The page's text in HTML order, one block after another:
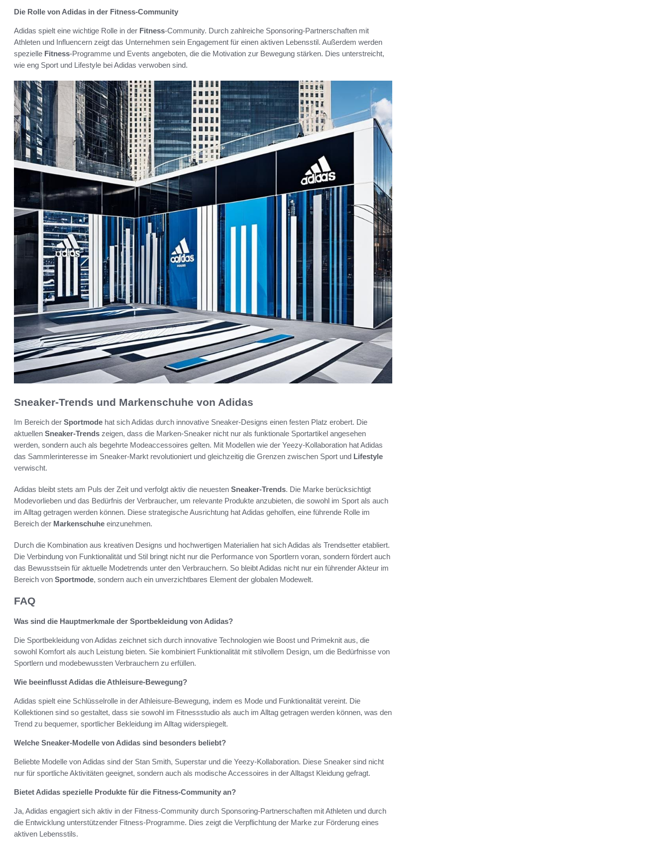
Die Rolle von Adidas in der Fitness-Community
Adidas spielt eine wichtige Rolle in der Fitness-Community. Durch zahlreiche Sponsoring-Partnerschaften mit
Athleten und Influencern zeigt das Unternehmen sein Engagement für einen aktiven Lebensstil. Außerdem werden
spezielle Fitness-Programme und Events angeboten, die die Motivation zur Bewegung stärken. Dies unterstreicht,
wie eng Sport und Lifestyle bei Adidas verwoben sind.
Sneaker-Trends und Markenschuhe von Adidas
Im Bereich der Sportmode hat sich Adidas durch innovative Sneaker-Designs einen festen Platz erobert. Die
aktuellen Sneaker-Trends zeigen, dass die Marken-Sneaker nicht nur als funktionale Sportartikel angesehen
werden, sondern auch als begehrte Modeaccessoires gelten. Mit Modellen wie der Yeezy-Kollaboration hat Adidas
das Sammlerinteresse im Sneaker-Markt revolutioniert und gleichzeitig die Grenzen zwischen Sport und Lifestyle
verwischt.
Adidas bleibt stets am Puls der Zeit und verfolgt aktiv die neuesten Sneaker-Trends. Die Marke berücksichtigt
Modevorlieben und das Bedürfnis der Verbraucher, um relevante Produkte anzubieten, die sowohl im Sport als auch
im Alltag getragen werden können. Diese strategische Ausrichtung hat Adidas geholfen, eine führende Rolle im
Bereich der Markenschuhe einzunehmen.
Durch die Kombination aus kreativen Designs und hochwertigen Materialien hat sich Adidas als Trendsetter etabliert.
Die Verbindung von Funktionalität und Stil bringt nicht nur die Performance von Sportlern voran, sondern fördert auch
das Bewusstsein für aktuelle Modetrends unter den Verbrauchern. So bleibt Adidas nicht nur ein führender Akteur im
Bereich von Sportmode, sondern auch ein unverzichtbares Element der globalen Modewelt.
FAQ
Was sind die Hauptmerkmale der Sportbekleidung von Adidas?
Die Sportbekleidung von Adidas zeichnet sich durch innovative Technologien wie Boost und Primeknit aus, die
sowohl Komfort als auch Leistung bieten. Sie kombiniert Funktionalität mit stilvollem Design, um die Bedürfnisse von
Sportlern und modebewussten Verbrauchern zu erfüllen.
Wie beeinflusst Adidas die Athleisure-Bewegung?
Adidas spielt eine Schlüsselrolle in der Athleisure-Bewegung, indem es Mode und Funktionalität vereint. Die
Kollektionen sind so gestaltet, dass sie sowohl im Fitnessstudio als auch im Alltag getragen werden können, was den
Trend zu bequemer, sportlicher Bekleidung im Alltag widerspiegelt.
Welche Sneaker-Modelle von Adidas sind besonders beliebt?
Beliebte Modelle von Adidas sind der Stan Smith, Superstar und die Yeezy-Kollaboration. Diese Sneaker sind nicht
nur für sportliche Aktivitäten geeignet, sondern auch als modische Accessoires in der Alltagst Kleidung gefragt.
Bietet Adidas spezielle Produkte für die Fitness-Community an?
Ja, Adidas engagiert sich aktiv in der Fitness-Community durch Sponsoring-Partnerschaften mit Athleten und durch
die Entwicklung unterstützender Fitness-Programme. Dies zeigt die Verpflichtung der Marke zur Förderung eines
aktiven Lebensstils.